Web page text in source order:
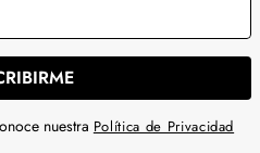
nuestra Política de Privacidad